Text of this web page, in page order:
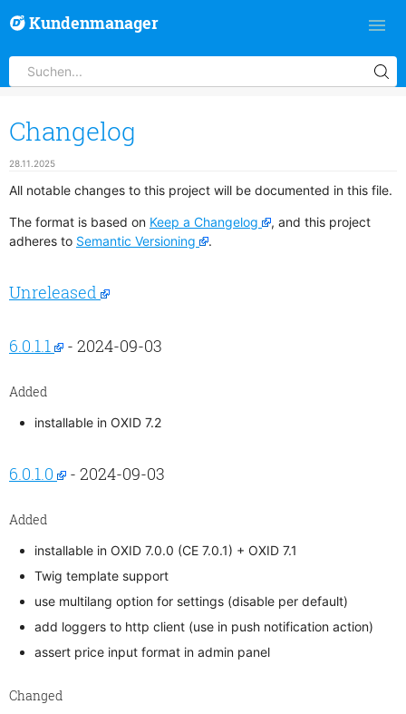
Kundenmanager
Changelog
28.11.2025
All notable changes to this project will be documented in this file.
The format is based on Keep a Changelog
, and this project
adheres to Semantic Versioning .
Unreleased
6.0.1.1 - 2024-09-03
Added
installable in OXID 7.2
6.0.1.0 - 2024-09-03
Added
installable in OXID 7.0.0 (CE 7.0.1) + OXID 7.1
Twig template support
use multilang option for settings (disable per default)
add loggers to http client (use in push notification action)
assert price input format in admin panel
Changed